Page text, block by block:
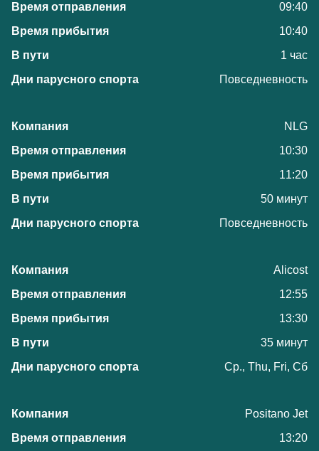
09:40
10:40
1 час
Повседневность
NLG
10:30
11:20
50 минут
Повседневность
Alicost
12:55
13:30
35 минут
Ср., Thu, Fri, Сб
Positano Jet
13:20